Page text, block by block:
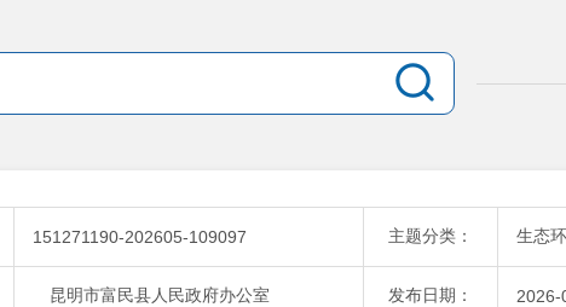
151271190-202605-109097 主题分类： 生态
昆明市富民县人民政府办公室 发布日期： 2026-